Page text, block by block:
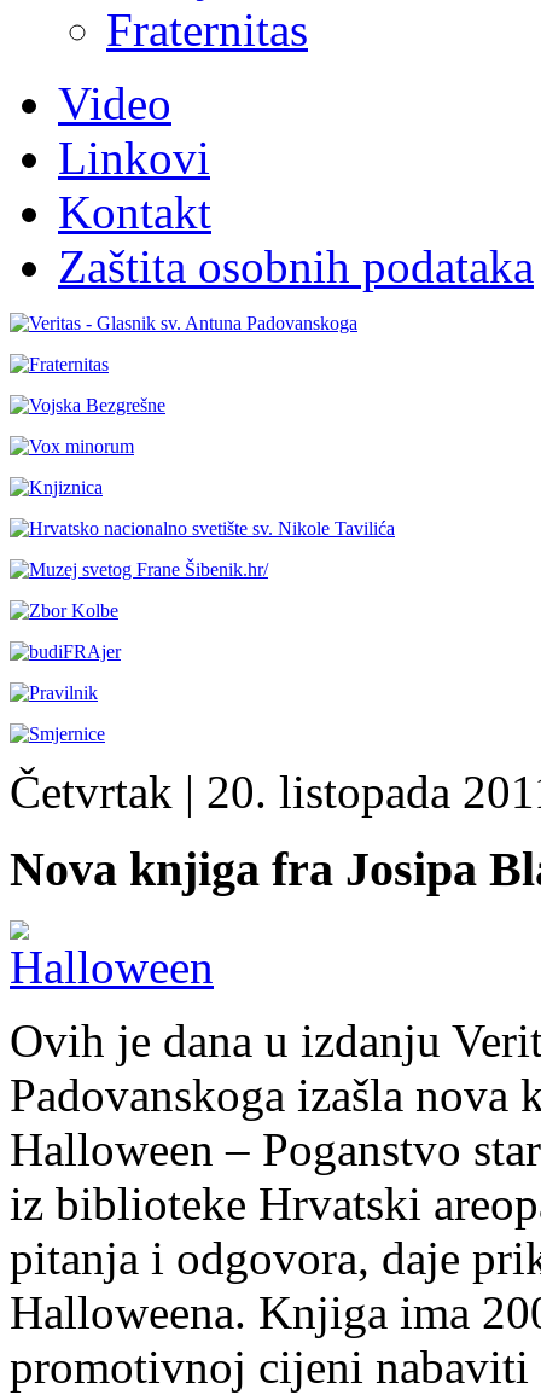
Fraternitas
Video
Linkovi
Kontakt
Zaštita osobnih podataka
Četvrtak | 20. listopada
Nova knjiga fra Josipa
Ovih je dana u izdanju
Padovanskoga izašla nova
Halloween – Poganstvo
iz biblioteke Hrvatski
pitanja i odgovora, daje
Halloweena. Knjiga ima
promotivnoj cijeni nabaviti